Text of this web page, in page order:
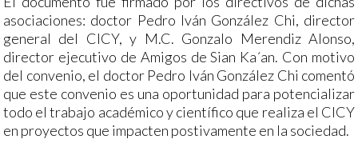
asociaciones: doctor Pedro Iván González Chi, director
general del CICY, y M.C. Gonzalo Merendiz Alonso,
director ejecutivo de Amigos de Sian Ka´an. Con motivo
del convenio, el doctor Pedro Iván González Chi comentó
que este convenio es una oportunidad para potencializar
todo el trabajo académico y científico que realiza el CICY
en proyectos que impacten postivamente en la sociedad.